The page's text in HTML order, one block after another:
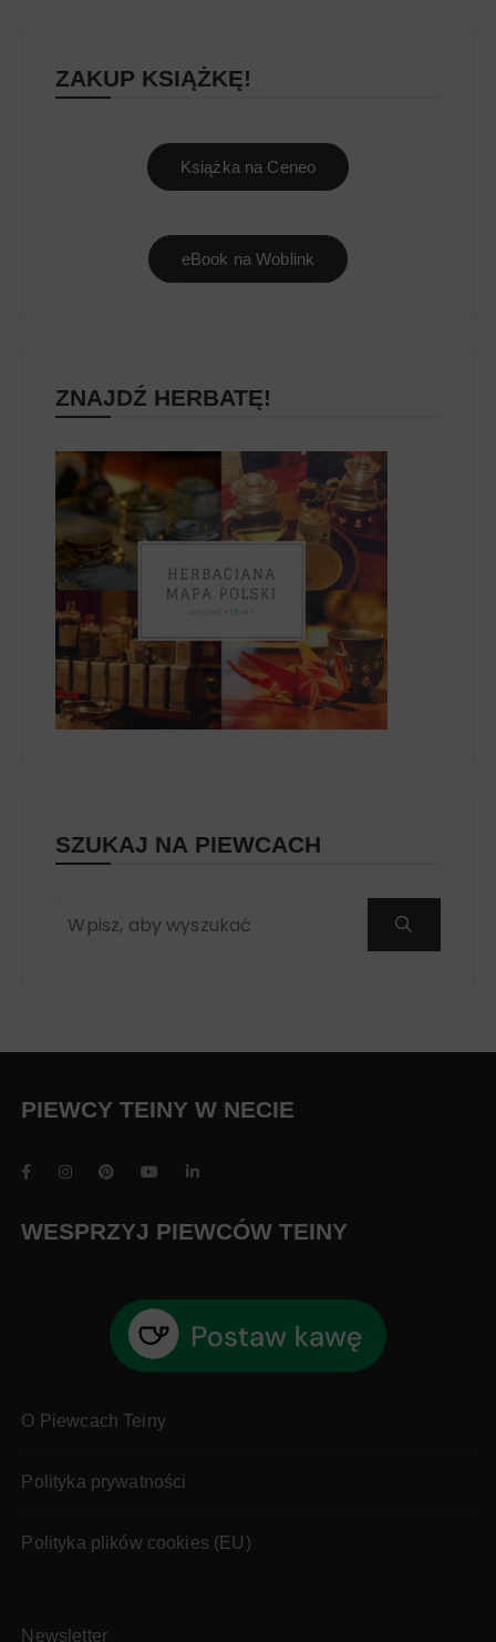
ZAKUP KSIĄŻKĘ!
Książka na Ceneo
eBook na Woblink
ZNAJDŹ HERBATĘ!
SZUKAJ NA PIEWCACH
PIEWCY TEINY W NECIE
WESPRZYJ PIEWCÓW TEINY
O Piewcach Teiny
Polityka prywatności
Polityka plików cookies (EU)
Newsletter